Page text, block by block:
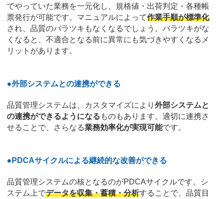
でやっていた業務を一元化し、規格値・出荷判定・各種帳
票発行が可能です。マニュアルによって作業手順が標準化
され、品質のバラツキもなくなるでしょう。バラツキがな
くなると、不適合となる前に異常にも気づきやすくなるメ
リットがあります。
●外部システムとの連携ができる
品質管理システムは、カスタマイズにより 外部システムと
の連携ができるようになる ものもあります。適切に連携さ
せることで、さらなる業務効率化が実現可能です。
●PDCAサイクルによる継続的な改善ができる
品質管理システムの核となるのがPDCAサイクルです。シ
ステム上でデータを収集・蓄積・分析することで、品質目